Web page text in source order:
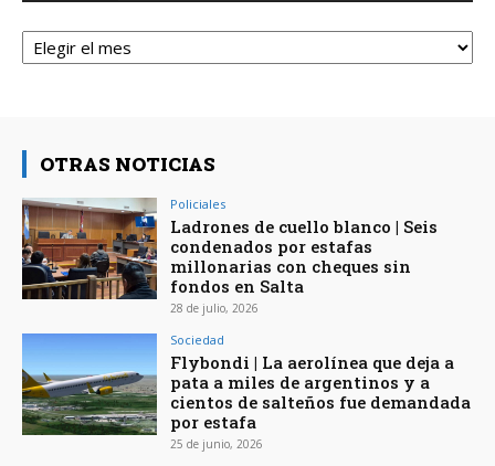
Archivos
OTRAS NOTICIAS
Policiales
Ladrones de cuello blanco | Seis
condenados por estafas
millonarias con cheques sin
fondos en Salta
28 de julio, 2026
Sociedad
Flybondi | La aerolínea que deja a
pata a miles de argentinos y a
cientos de salteños fue demandada
por estafa
25 de junio, 2026